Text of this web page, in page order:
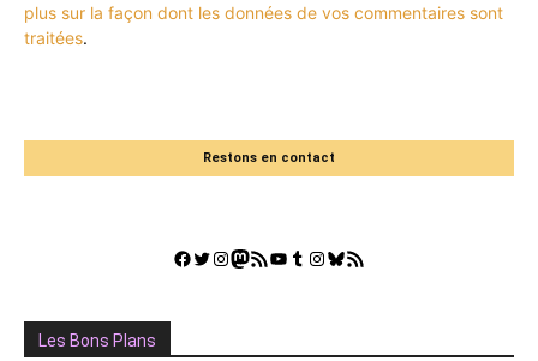
plus sur la façon dont les données de vos commentaires sont
traitées.
Restons en contact
Facebook
Twitter
Instagram
Mastodon
Flux RSSYouTube
Tumblr
Instagram
Bluesky
GestGame
Les Bons Plans